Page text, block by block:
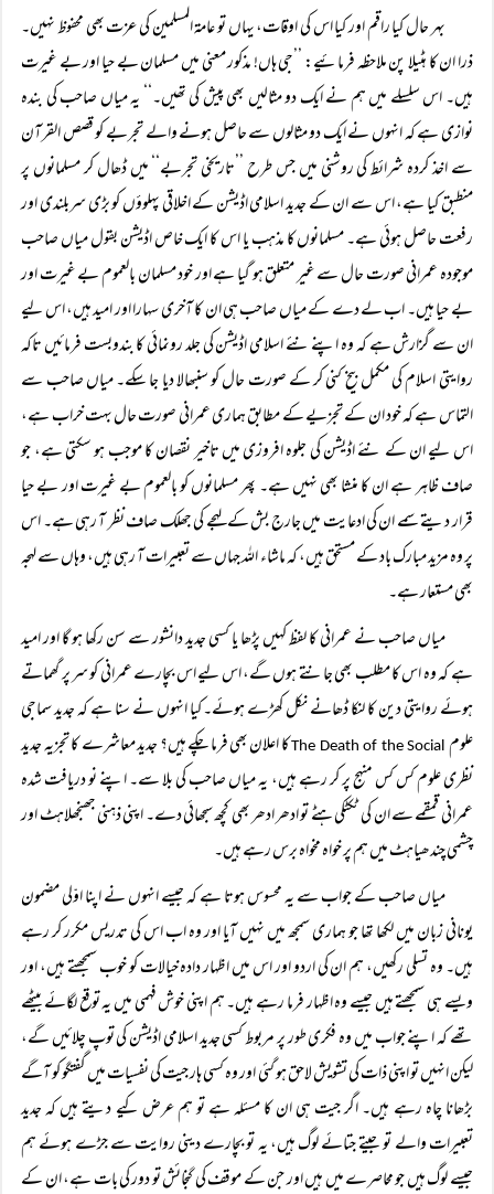
بہر حال کیا راقم اور کیا اس کی اوقات، یہاں تو عامۃ المسلمین کی عزت بھی محفوظ نہیں۔
ذرا ان کا ہٹیلا پن ملاحظہ فرمائیے: ’’جی ہاں! مذکور معنی میں مسلمان بے حیا اور بے غیرت
ہیں۔ اس سلسلے میں ہم نے ایک دو مثالیں بھی پیش کی تھیں۔‘‘ یہ میاں صاحب کی بندہ
نوازی ہے کہ انہوں نے ایک دو مثالوں سے حاصل ہونے والے تجربے کو قصص القرآن
سے اخذ کردہ شرائط کی روشنی میں جس طرح ’’تاریخی تجربے‘‘ میں ڈھال کر مسلمانوں پر
منطبق کیا ہے، اس سے ان کے جدید اسلامی اڈیشن کے اخلاقی پہلوؤں کو بڑی سربلندی اور
رفعت حاصل ہوئی ہے۔ مسلمانوں کا مذہب یا اس کا ایک خاص اڈیشن بقول میاں صاحب
موجودہ عمرانی صورت حال سے غیر متعلق ہو گیا ہے اور خود مسلمان بالعموم بے غیرت اور
بے حیا ہیں۔ اب لے دے کے میاں صاحب ہی ان کا آخری سہارا اور امید ہیں، اس لیے
ان سے گزارش ہے کہ وہ اپنے نئے اسلامی اڈیشن کی جلد رونمائی کا بندوبست فرمائیں تاکہ
روایتی اسلام کی مکمل بیخ کنی کر کے صورت حال کو سنبھالا دیا جا سکے۔ میاں صاحب سے
التماس ہے کہ خود ان کے تجزیے کے مطابق ہماری عمرانی صورت حال بہت خراب ہے،
اس لیے ان کے نئے اڈیشن کی جلوہ افروزی میں تاخیر نقصان کا موجب ہو سکتی ہے، جو
صاف ظاہر ہے ان کا منشا بھی نہیں ہے۔ پھر مسلمانوں کو بالعموم بے غیرت اور بے حیا
قرار دیتے سمے ان کی ادعایت میں جارج بش کے لہجے کی جھلک صاف نظر آ رہی ہے۔ اس
پر وہ مزید مبارک باد کے مستحق ہیں، کہ ماشاء اللہ جہاں سے تعبیرات آ رہی ہیں، وہاں سے لہجہ
بھی مستعار ہے۔
میاں صاحب نے عمرانی کا لفظ کہیں پڑھا یا کسی جدید دانشور سے سن رکھا ہو گا اور امید
ہے کہ وہ اس کا مطلب بھی جانتے ہوں گے، اس لیے اس بچارے عمرانی کو سر پر گھماتے
ہوئے روایتی دین کا لنکا ڈھانے نکل کھڑے ہوئے۔ کیا انہوں نے سنا ہے کہ جدید سماجی
علوم
کا اعلان بھی فرما چکے ہیں؟ جدید معاشرے کا تجزیہ جدید
نظری علوم کس کس منہج پر کر رہے ہیں، یہ میاں صاحب کی بلا سے۔ اپنے نو دریافت شدہ
عمرانی قمقمے سے ان کی ٹکٹکی ہٹے تو ادھر ادھر بھی کچھ سجھائی دے۔ اپنی ذہنی جھنجھلاہٹ اور
چشمی چندھیاہٹ میں ہم پر خواہ مخواہ برس رہے ہیں۔
میاں صاحب کے جواب سے یہ محسوس ہوتا ہے کہ جیسے انہوں نے اپنا اوّلی مضمون
یونانی زبان میں لکھا تھا جو ہماری سمجھ میں نہیں آیا اور وہ اب اس کی تدریس مکرر کر رہے
ہیں۔ وہ تسلی رکھیں، ہم ان کی اردو اور اس میں اظہار دادہ خیالات کو خوب سمجھتے ہیں، اور
ویسے ہی سمجھتے ہیں جیسے وہ اظہار فرما رہے ہیں۔ ہم اپنی خوش فہمی میں یہ توقع لگائے بیٹھے
تھے کہ اپنے جواب میں وہ فکری طور پر مربوط کسی جدید اسلامی اڈیشن کی توپ چلائیں گے،
لیکن انہیں تو اپنی ذات کی تشویش لاحق ہو گئی اور وہ کسی ہار جیت کی نفسیات میں گفتگو کو آگے
بڑھانا چاہ رہے ہیں۔ اگر جیت ہی ان کا مسئلہ ہے تو ہم عرض کیے دیتے ہیں کہ جدید
تعبیرات والے تو جیتے جتائے لوگ ہیں، یہ تو بچارے دینی روایت سے جڑے ہوئے ہم
جیسے لوگ ہیں جو محاصرے میں ہیں اور جن کے موقف کی گنجائش تو دور کی بات ہے، ان کے